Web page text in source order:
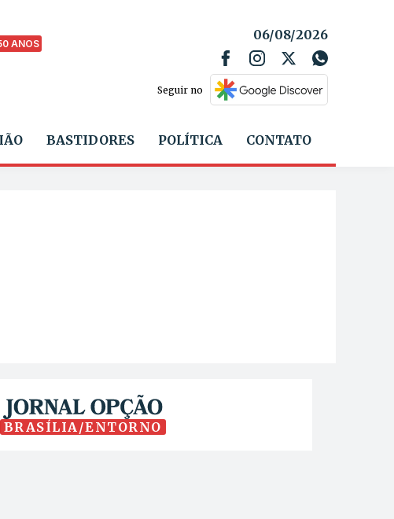
ANOS
06/08/2026
Seguir no
BASTIDORES POLÍTICA CONTATO
BRASÍLIA/ENTORNO